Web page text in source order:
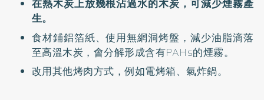
在熱木炭上放幾根沾過水的木炭，可減少煙霧產
生。
食材鋪鋁箔紙、使用無網洞烤盤，減少油脂滴落
至高溫木炭，會分解形成含有PAHs的煙霧。
改用其他烤肉方式，例如電烤箱、氣炸鍋。